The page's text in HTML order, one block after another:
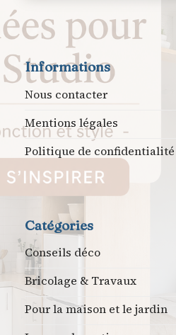
Informations
Nous contacter
Mentions légales
Politique de confidentialité
Catégories
Conseils déco
Bricolage & Travaux
Pour la maison et le jardin